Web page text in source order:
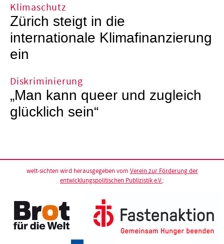
Klimaschutz
Zürich steigt in die
internationale Klimafinanzierung
ein
Diskriminierung
„Man kann queer und zugleich
glücklich sein“
welt-sichten wird herausgegeben vom Verein zur Förderung der
entwicklungspolitischen Publizistik e.V.: